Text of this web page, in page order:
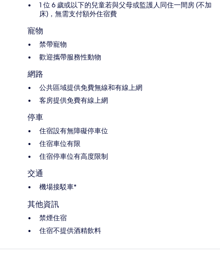
1 位 6 歲或以下的兒童若與父母或監護人同住一間房 (不加
床)，無需支付額外住宿費
寵物
禁帶寵物
歡迎攜帶服務性動物
網路
公共區域提供免費無線和有線上網
客房提供免費有線上網
停車
住宿設有無障礙停車位
住宿車位有限
住宿停車位有高度限制
交通
機場接駁車*
其他資訊
禁煙住宿
住宿不提供酒精飲料